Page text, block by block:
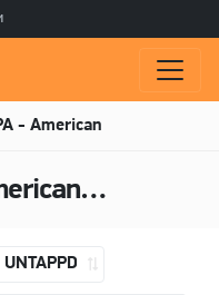
- American
UNTAPPD